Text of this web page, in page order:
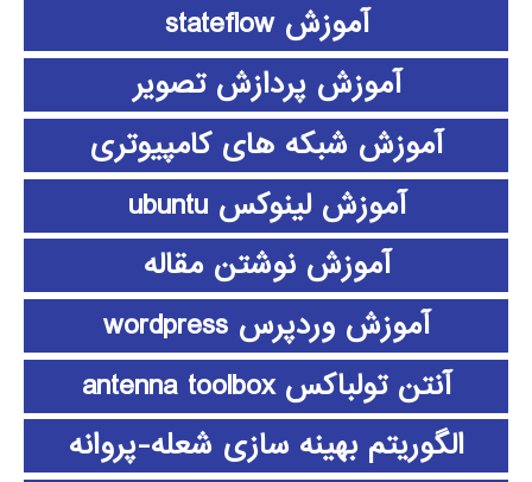
آموزش stateflow
آموزش پردازش تصویر
آموزش شبکه های کامپیوتری
آموزش لینوکس ubuntu
آموزش نوشتن مقاله
آموزش وردپرس wordpress
آنتن تولباکس antenna toolbox
الگوریتم بهینه سازی شعله-پروانه